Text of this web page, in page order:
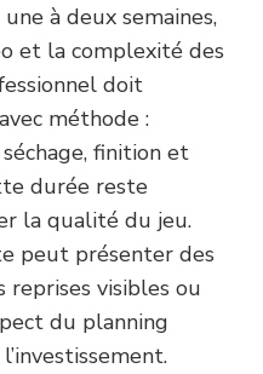
à deux semaines,
et la complexité des
doit
méthode :
finition et
durée reste
la qualité du jeu.
peut présenter des
reprises visibles ou
du planning